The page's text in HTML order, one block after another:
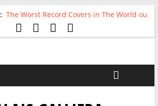
The Worst Record Covers in The World ou
Comment rire du pire
Avril 2026 : C’est dans les vieux pots
For The First Time, Again : Tyler Ballgame